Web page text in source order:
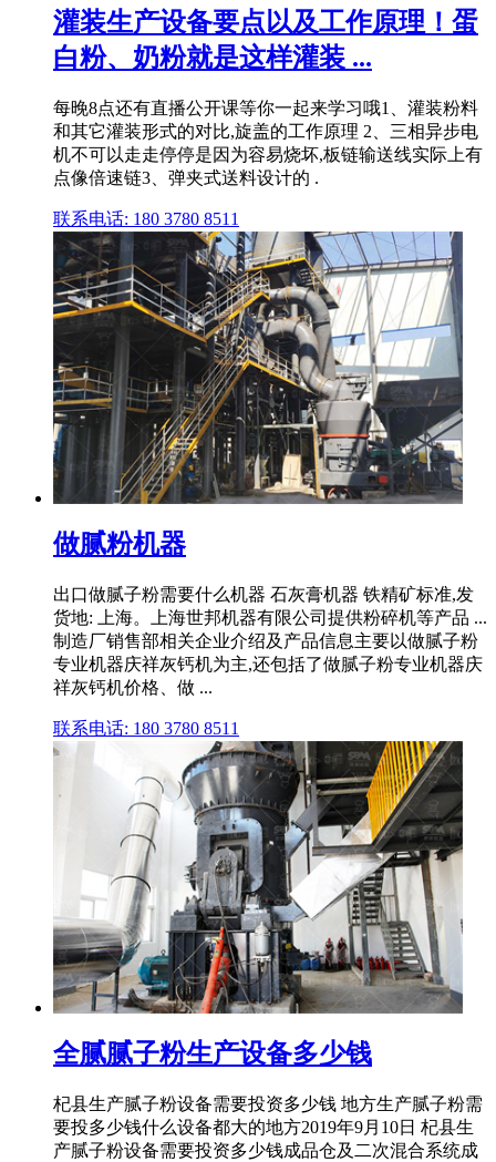
灌装生产设备要点以及工作原理！蛋
白粉、奶粉就是这样灌装 ...
每晚8点还有直播公开课等你一起来学习哦1、灌装粉料
和其它灌装形式的对比,旋盖的工作原理 2、三相异步电
机不可以走走停停是因为容易烧坏,板链输送线实际上有
点像倍速链3、弹夹式送料设计的 .
联系电话: 180 3780 8511
做腻粉机器
出口做腻子粉需要什么机器 石灰膏机器 铁精矿标准,发
货地: 上海。上海世邦机器有限公司提供粉碎机等产品 ...
制造厂销售部相关企业介绍及产品信息主要以做腻子粉
专业机器庆祥灰钙机为主,还包括了做腻子粉专业机器庆
祥灰钙机价格、做 ...
联系电话: 180 3780 8511
全腻腻子粉生产设备多少钱
杞县生产腻子粉设备需要投资多少钱 地方生产腻子粉需
要投多少钱什么设备都大的地方2019年9月10日 杞县生
产腻子粉设备需要投资多少钱成品仓及二次混合系统成